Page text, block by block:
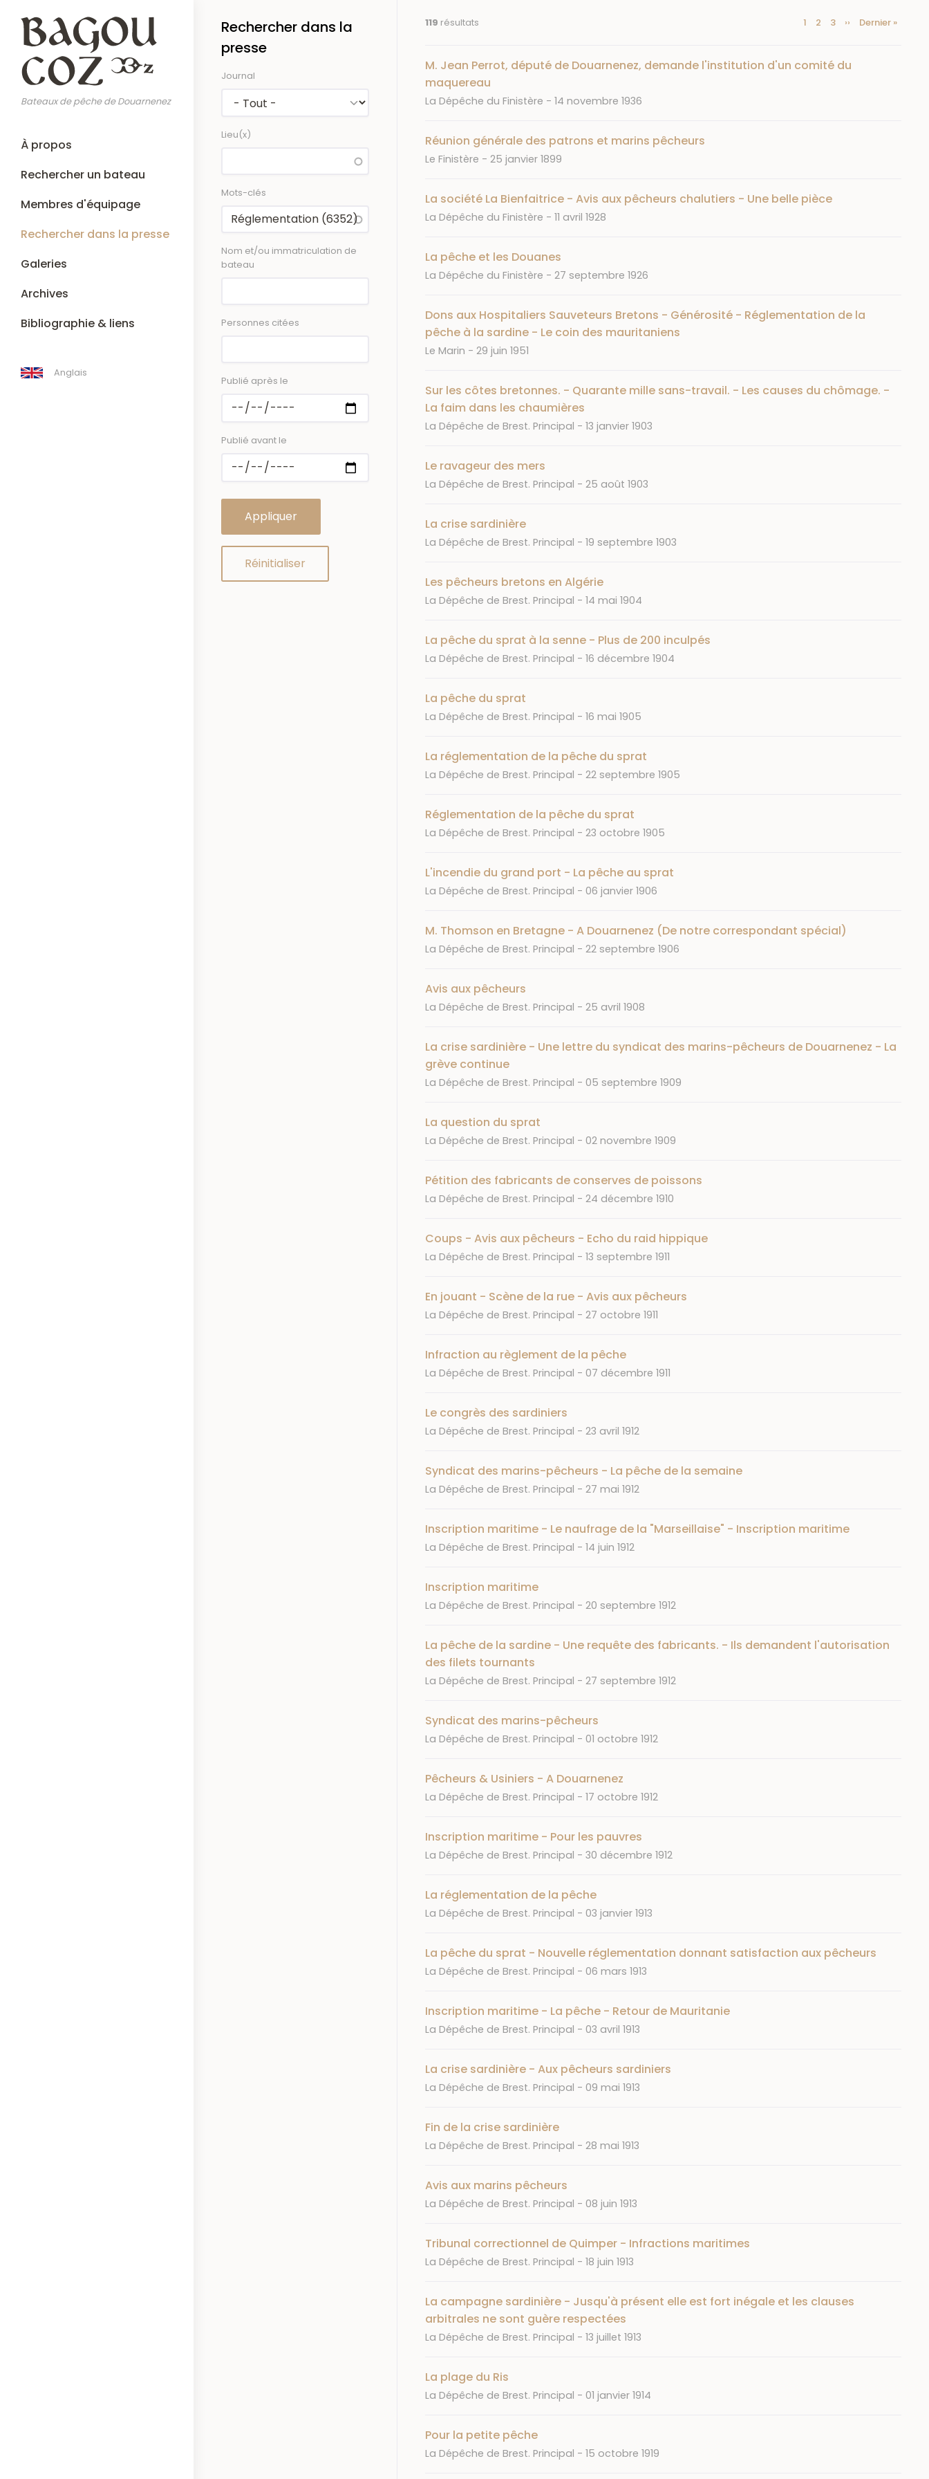
contenu
principal
Bateaux de pêche de Douarnenez
Main
navigation
À propos
Rechercher un bateau
Membres d'équipage
Rechercher dans la presse
Galeries
Archives
Bibliographie & liens
Anglais
Rechercher dans la
presse
Journal
Lieu(x)
Mots-clés
Nom et/ou immatriculation de
bateau
Personnes citées
Publié après le
Publié avant le
119 résultats
Pagination
Page
1 Page
2 Page
3
Page
››
Dernière
Dernier »
M. Jean Perrot, député de Douarnenez, demande l'institution d'un comité du
maquereau
Journal
La Dépêche du Finistère Date
14 novembre 1936
Réunion générale des patrons et marins pêcheurs
Journal
Le Finistère Date
25 janvier 1899
La société La Bienfaitrice - Avis aux pêcheurs chalutiers - Une belle pièce
Journal
La Dépêche du Finistère Date
11 avril 1928
La pêche et les Douanes
Journal
La Dépêche du Finistère Date
27 septembre 1926
Dons aux Hospitaliers Sauveteurs Bretons - Générosité - Réglementation de la
pêche à la sardine - Le coin des mauritaniens
Journal
Le Marin Date
29 juin 1951
Sur les côtes bretonnes. - Quarante mille sans-travail. - Les causes du chômage. -
La faim dans les chaumières
Journal
La Dépêche de Brest. Principal Date
13 janvier 1903
Le ravageur des mers
Journal
La Dépêche de Brest. Principal Date
25 août 1903
La crise sardinière
Journal
La Dépêche de Brest. Principal Date
19 septembre 1903
Les pêcheurs bretons en Algérie
Journal
La Dépêche de Brest. Principal Date
14 mai 1904
La pêche du sprat à la senne - Plus de 200 inculpés
Journal
La Dépêche de Brest. Principal Date
16 décembre 1904
La pêche du sprat
Journal
La Dépêche de Brest. Principal Date
16 mai 1905
La réglementation de la pêche du sprat
Journal
La Dépêche de Brest. Principal Date
22 septembre 1905
Réglementation de la pêche du sprat
Journal
La Dépêche de Brest. Principal Date
23 octobre 1905
L'incendie du grand port - La pêche au sprat
Journal
La Dépêche de Brest. Principal Date
06 janvier 1906
M. Thomson en Bretagne - A Douarnenez (De notre correspondant spécial)
Journal
La Dépêche de Brest. Principal Date
22 septembre 1906
Avis aux pêcheurs
Journal
La Dépêche de Brest. Principal Date
25 avril 1908
La crise sardinière - Une lettre du syndicat des marins-pêcheurs de Douarnenez - La
grève continue
Journal
La Dépêche de Brest. Principal Date
05 septembre 1909
La question du sprat
Journal
La Dépêche de Brest. Principal Date
02 novembre 1909
Pétition des fabricants de conserves de poissons
Journal
La Dépêche de Brest. Principal Date
24 décembre 1910
Coups - Avis aux pêcheurs - Echo du raid hippique
Journal
La Dépêche de Brest. Principal Date
13 septembre 1911
En jouant - Scène de la rue - Avis aux pêcheurs
Journal
La Dépêche de Brest. Principal Date
27 octobre 1911
Infraction au règlement de la pêche
Journal
La Dépêche de Brest. Principal Date
07 décembre 1911
Le congrès des sardiniers
Journal
La Dépêche de Brest. Principal Date
23 avril 1912
Syndicat des marins-pêcheurs - La pêche de la semaine
Journal
La Dépêche de Brest. Principal Date
27 mai 1912
Inscription maritime - Le naufrage de la "Marseillaise" - Inscription maritime
Journal
La Dépêche de Brest. Principal Date
14 juin 1912
Inscription maritime
Journal
La Dépêche de Brest. Principal Date
20 septembre 1912
La pêche de la sardine - Une requête des fabricants. - Ils demandent l'autorisation
des filets tournants
Journal
La Dépêche de Brest. Principal Date
27 septembre 1912
Syndicat des marins-pêcheurs
Journal
La Dépêche de Brest. Principal Date
01 octobre 1912
Pêcheurs & Usiniers - A Douarnenez
Journal
La Dépêche de Brest. Principal Date
17 octobre 1912
Inscription maritime - Pour les pauvres
Journal
La Dépêche de Brest. Principal Date
30 décembre 1912
La réglementation de la pêche
Journal
La Dépêche de Brest. Principal Date
03 janvier 1913
La pêche du sprat - Nouvelle réglementation donnant satisfaction aux pêcheurs
Journal
La Dépêche de Brest. Principal Date
06 mars 1913
Inscription maritime - La pêche - Retour de Mauritanie
Journal
La Dépêche de Brest. Principal Date
03 avril 1913
La crise sardinière - Aux pêcheurs sardiniers
Journal
La Dépêche de Brest. Principal Date
09 mai 1913
Fin de la crise sardinière
Journal
La Dépêche de Brest. Principal Date
28 mai 1913
Avis aux marins pêcheurs
Journal
La Dépêche de Brest. Principal Date
08 juin 1913
Tribunal correctionnel de Quimper - Infractions maritimes
Journal
La Dépêche de Brest. Principal Date
18 juin 1913
La campagne sardinière - Jusqu'à présent elle est fort inégale et les clauses
arbitrales ne sont guère respectées
Journal
La Dépêche de Brest. Principal Date
13 juillet 1913
La plage du Ris
Journal
La Dépêche de Brest. Principal Date
01 janvier 1914
Pour la petite pêche
Journal
La Dépêche de Brest. Principal Date
15 octobre 1919